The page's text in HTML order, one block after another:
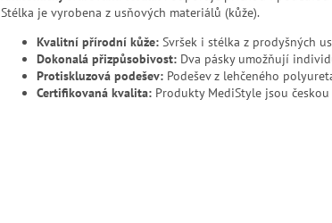
Stélka je vyrobena z usňových materiálů (kůže).
Kvalitní přírodní kůže: Svršek i stélka z prodyšných
Dokonalá přizpůsobivost: Dva pásky umožňují
Protiskluzová podešev: Podešev z lehčeného
Certifikovaná kvalita: Produkty MediStyle jsou